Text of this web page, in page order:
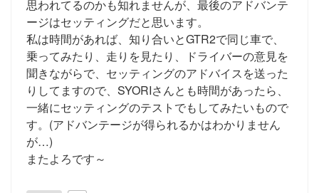
思われてるのかも知れませんが、最後のアドバンテ
ージはセッティングだと思います。
私は時間があれば、知り合いとGTR2で同じ車で、
乗ってみたり、走りを見たり、ドライバーの意見を
聞きながらで、セッティングのアドバイスを送った
りしてますので、SYORIさんとも時間があったら、
一緒にセッティングのテストでもしてみたいもので
す。(アドバンテージが得られるかはわかりません
が…)
またよろです～